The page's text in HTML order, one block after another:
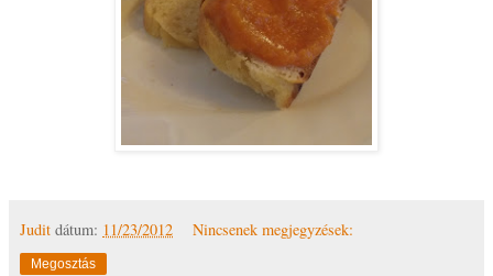
Judit dátum: 11/23/2012 Nincsenek megjegyzések:
Megosztás